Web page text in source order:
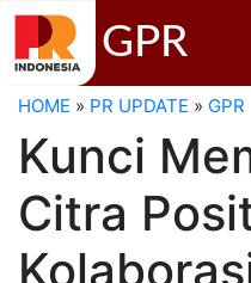
GPR
HOME » PR UPDATE » GPR
Kunci
Citra